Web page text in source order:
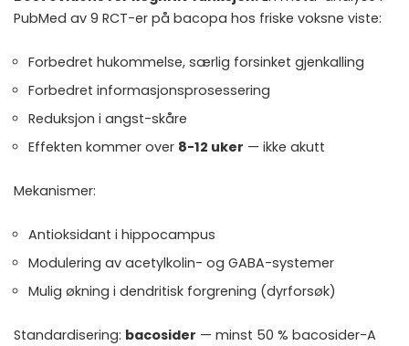
PubMed av 9 RCT-er på bacopa hos friske voksne viste:
Forbedret hukommelse, særlig forsinket gjenkalling
Forbedret informasjonsprosessering
Reduksjon i angst-skåre
Effekten kommer over 8-12 uker — ikke akutt
Mekanismer:
Antioksidant i hippocampus
Modulering av acetylkolin- og GABA-systemer
Mulig økning i dendritisk forgrening (dyrforsøk)
Standardisering: bacosider — minst 50 % bacosider-A